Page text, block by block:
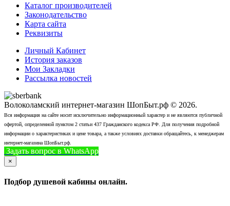
Каталог производителей
Законодательство
Карта сайта
Реквизиты
Личный Кабинет
История заказов
Мои Закладки
Рассылка новостей
Волоколамский интернет-магазин ШопБыт.рф © 2026.
Вся информация на сайте носит исключительно информационный характер и не являются публичной
офертой, определенной пунктом 2 статьи 437 Гражданского кодекса РФ. Для получения подробной
информации о характеристиках и цене товара, а также условиях доставки обращайтесь, к менеджерам
интернет-магазина ШопБыт.рф.
Задать вопрос в WhatsApp
×
Подбор душевой кабины онлайн.